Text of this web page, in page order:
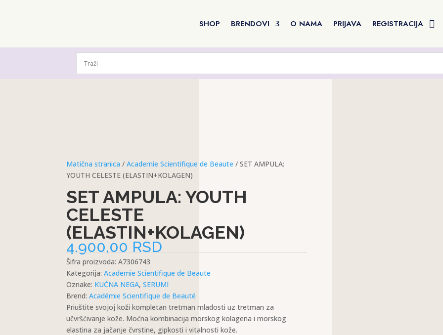
SHOP BRENDOVI O NAMA PRIJAVA REGISTRACIJA
Matična stranica /Academie Scientifique de Beaute / SET AMPULA:
YOUTH CELESTE (ELASTIN+KOLAGEN)
SET AMPULA: YOUTH
CELESTE
(ELASTIN+KOLAGEN)
4.900,00 RSD
Šifra proizvoda:A7306743
Kategorija:Academie Scientifique de Beaute
Oznake: KUĆNA NEGA,SERUMI
Brend:Académie Scientifique de Beauté
Priuštite svojoj koži kompletan tretman mladosti uz tretman za
učvršćivanje kože. Moćna kombinacija morskog kolagena i morskog
elastina za jačanje čvrstine, gipkosti i vitalnosti kože.